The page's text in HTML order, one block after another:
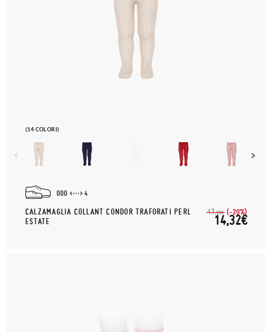
(14 COLORI)
000 4
CALZAMAGLIA COLLANT CONDOR TRAFORATI PERL
ESTATE
17,90€ (-20%)
14,32€